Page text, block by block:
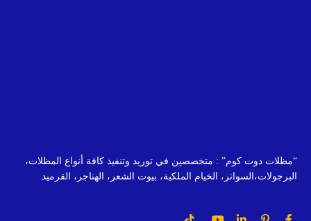
“مظلات دوت كوم” : متخصصين في توريد وتنفيذ كافة أنواع المظلات،
البرجولات،السواتر، الخيام الملكية، بيوت الشعر، الهناجر، القرميد